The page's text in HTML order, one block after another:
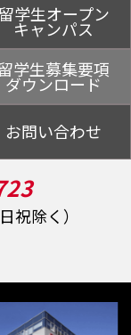
学生オープン
キャンパス
学生募集要項
ダウンロード
お問い合わせ
祝除く）